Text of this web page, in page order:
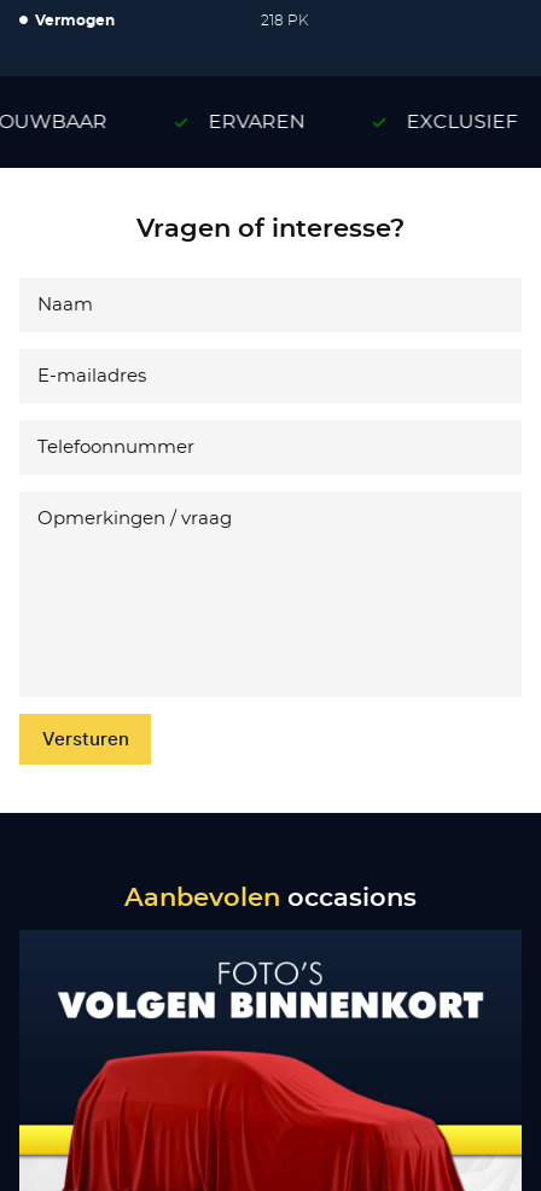
Vermogen 218 PK
ERVAREN EXCLUSIEF
Vragen of interesse?
Versturen
Aanbevolen occasions